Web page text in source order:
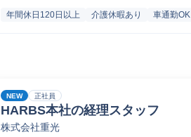
年間休日120日以上 介護休暇あり 車通勤OK
NEW 正社員
HARBS本社の経理スタッフ
株式会社重光